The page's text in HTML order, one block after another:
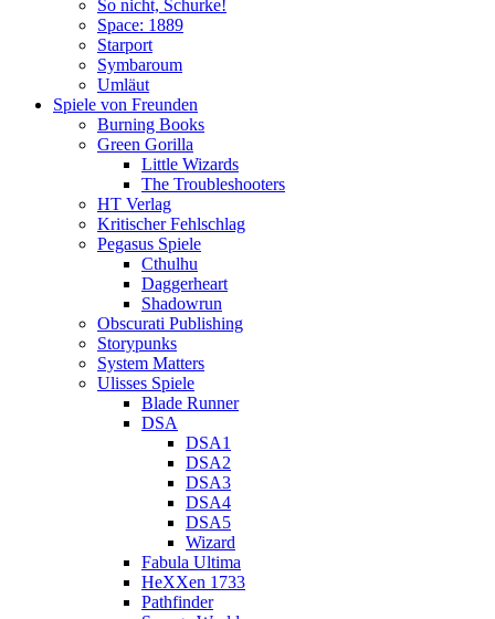
So nicht, Schurke!
Space: 1889
Starport
Symbaroum
Umläut
Spiele von Freunden
Burning Books
Green Gorilla
Little Wizards
The Troubleshooters
HT Verlag
Kritischer Fehlschlag
Pegasus Spiele
Cthulhu
Daggerheart
Shadowrun
Obscurati Publishing
Storypunks
System Matters
Ulisses Spiele
Blade Runner
DSA
DSA1
DSA2
DSA3
DSA4
DSA5
Wizard
Fabula Ultima
HeXXen 1733
Pathfinder